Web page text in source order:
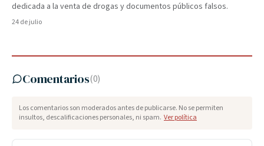
dedicada a la venta de drogas y documentos públicos falsos.
24 de julio
Comentarios(0)
Los comentarios son moderados antes de publicarse. No se permiten
insultos, descalificaciones personales, ni spam. Ver política